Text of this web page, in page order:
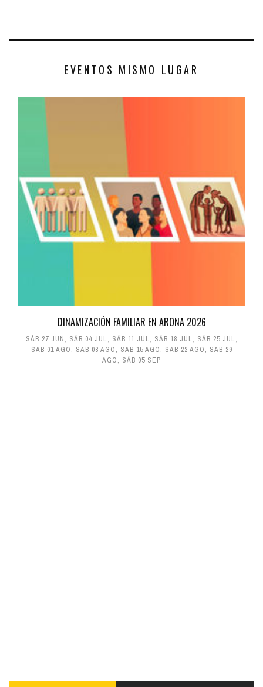
EVENTOS MISMO LUGAR
DINAMIZACIÓN FAMILIAR EN ARONA 2026
SÁB 27 JUN, SÁB 04 JUL, SÁB 11 JUL, SÁB 18 JUL, SÁB 25 JUL,
SÁB 01 AGO, SÁB 08 AGO, SÁB 15 AGO, SÁB 22 AGO, SÁB 29
AGO, SÁB 05 SEP